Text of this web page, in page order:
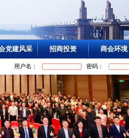
党建风采 招商投资 商会环境
用户名： 密码：